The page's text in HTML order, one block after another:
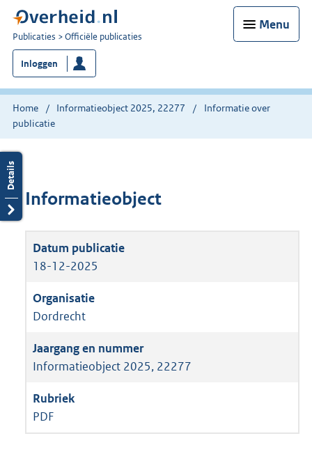
Menu
U
bent
nu
hier:
Publicaties Officiële publicaties
Inloggen
Home Informatieobject 2025, 22277
Informatie over
publicatie
Informatieobject
18-12-2025
Dordrecht
Informatieobject 2025, 22277
PDF